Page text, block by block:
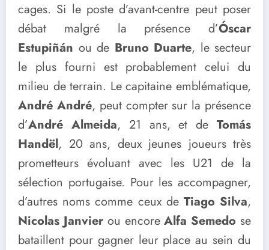
cages. Si le poste d’avant-centre peut poser
débat malgré la présence d’Óscar
Estupiñán ou de Bruno Duarte, le secteur
le plus fourni est probablement celui du
milieu de terrain. Le capitaine emblématique,
André André, peut compter sur la présence
d’André Almeida, 21 ans, et deTomás
Handël, 20 ans, deux jeunes joueurs très
prometteurs évoluant avec les U21 de la
sélection portugaise. Pour les accompagner,
d’autres noms comme ceux de Tiago Silva,
Nicolas Janvierou encoreAlfa Semedo se
bataillent pour gagner leur place au sein du